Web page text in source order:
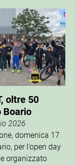
oltre 50
Boario
2026
domenica 17
per l’open day
organizzato